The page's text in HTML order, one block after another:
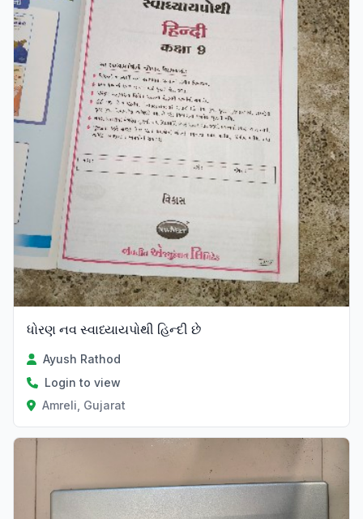
ધોરણ નવ સ્વાધ્યાયપોથી હિન્દી છે
Ayush Rathod
Login to view
Amreli, Gujarat